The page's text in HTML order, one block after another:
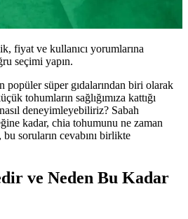
fiyat ve kullanıcı yorumlarına
seçimi yapın.
popüler süper gıdalarından biri olarak
tohumların sağlığımıza kattığı
deneyimleyebiliriz? Sabah
kadar, chia tohumunu ne zaman
soruların cevabını birlikte
ve Neden Bu Kadar